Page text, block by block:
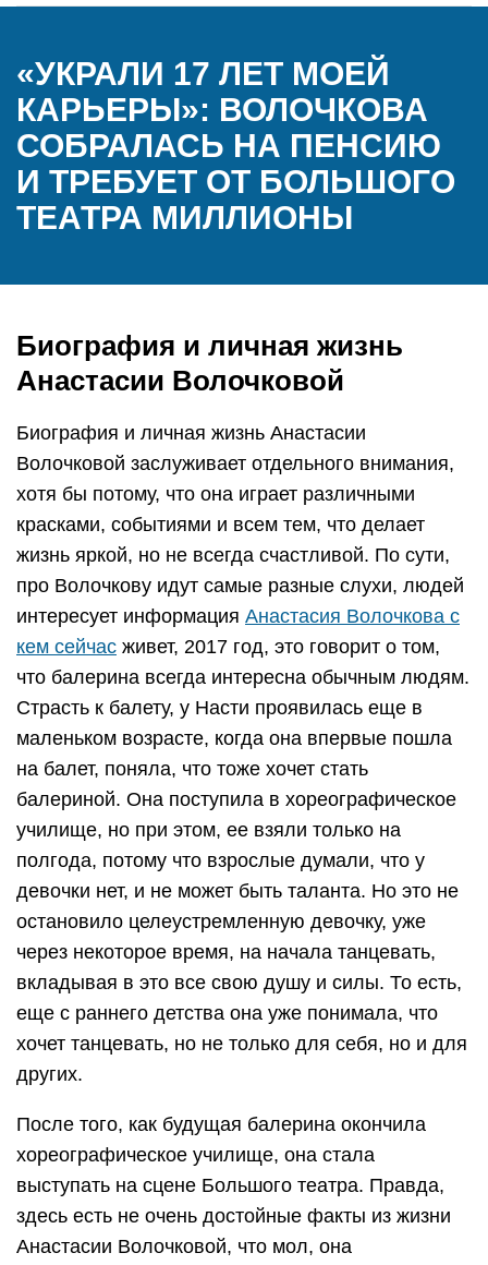
«УКРАЛИ 17 ЛЕТ МОЕЙ
КАРЬЕРЫ»: ВОЛОЧКОВА
СОБРАЛАСЬ НА ПЕНСИЮ
И ТРЕБУЕТ ОТ БОЛЬШОГО
ТЕАТРА МИЛЛИОНЫ
Биография и личная жизнь
Анастасии Волочковой
Биография и личная жизнь Анастасии
Волочковой заслуживает отдельного внимания,
хотя бы потому, что она играет различными
красками, событиями и всем тем, что делает
жизнь яркой, но не всегда счастливой. По сути,
про Волочкову идут самые разные слухи, людей
интересует информация Анастасия Волочкова с
кем сейчас живет, 2017 год, это говорит о том,
что балерина всегда интересна обычным людям.
Страсть к балету, у Насти проявилась еще в
маленьком возрасте, когда она впервые пошла
на балет, поняла, что тоже хочет стать
балериной. Она поступила в хореографическое
училище, но при этом, ее взяли только на
полгода, потому что взрослые думали, что у
девочки нет, и не может быть таланта. Но это не
остановило целеустремленную девочку, уже
через некоторое время, на начала танцевать,
вкладывая в это все свою душу и силы. То есть,
еще с раннего детства она уже понимала, что
хочет танцевать, но не только для себя, но и для
других.
После того, как будущая балерина окончила
хореографическое училище, она стала
выступать на сцене Большого театра. Правда,
здесь есть не очень достойные факты из жизни
Анастасии Волочковой, что мол, она